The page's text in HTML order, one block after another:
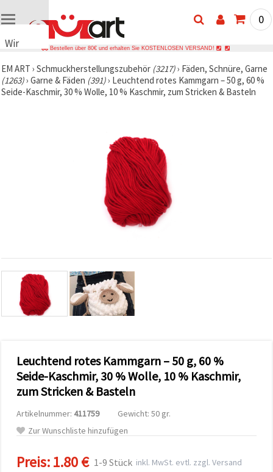
Wir
Cookies
🍪 Wir
verwenden
Datenverkehr
analysieren
sowie
relevantere
Unterstützung
Partner für
Analyse
und
Marketing.
ablehnen
0
Bestellen über 80€ und erhalten Sie KOSTENLOSEN VERSAND!
EM ART › Schmuckherstellungszubehör (3217)› Fäden, Schnüre, Garne
(1263)› Garne & Fäden (391)› Leuchtend rotes Kammgarn – 50 g, 60 %
Seide-Kaschmir, 30 % Wolle, 10 % Kaschmir, zum Stricken & Basteln
Leuchtend rotes Kammgarn – 50 g, 60 %
Seide-Kaschmir, 30 % Wolle, 10 % Kaschmir,
zum Stricken & Basteln
Artikelnummer: 411759
Gewicht: 50 gr.
Zur Wunschliste hinzufügen
Preis:1.80 € 1-9 Stück inkl. MwSt. evtl. zzgl. Versand